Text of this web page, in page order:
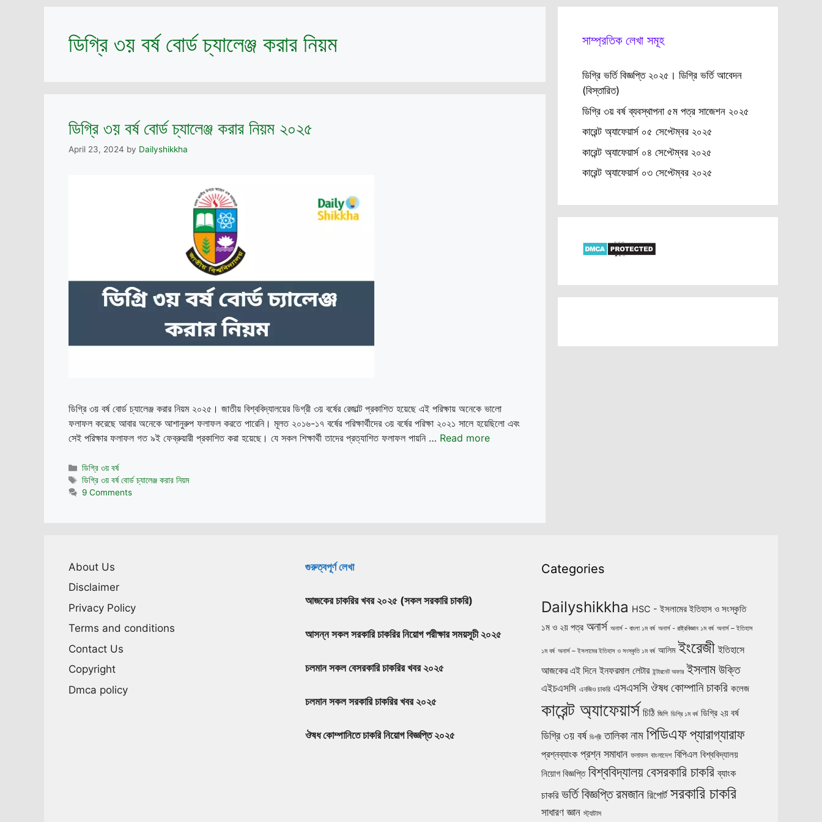
ডিগ্রি ৩য় বর্ষ বোর্ড চ্যালেঞ্জ করার নিয়ম
ডিগ্রি ৩য় বর্ষ বোর্ড চ্যালেঞ্জ করার নিয়ম ২০২৫
April 23, 2024 by Dailyshikkha
ডিগ্রি ৩য় বর্ষ বোর্ড চ্যালেঞ্জ করার নিয়ম ২০২৫। জাতীয় বিশ্ববিদ্যালয়ের ডিগ্রী ৩য় বর্ষের রেজাল্ট প্রকাশিত হয়েছে এই পরিক্ষায় অনেকে ভালো
ফলাফল করেছে আবার অনেকে আশানুরুপ ফলাফল করতে পারেনি। মূলত ২০১৬-১৭ বর্ষের পরিক্ষার্থীদের ৩য় বর্ষের পরিক্ষা ২০২১ সালে হয়েছিলো এবং
সেই পরিক্ষার ফলাফল গত ৯ই ফেব্রুয়ারী প্রকাশিত করা হয়েছে। যে সকল শিক্ষার্থী তাদের প্রত্যাশিত ফলাফল পায়নি … Read more
Categories
ডিগ্রি ৩য় বর্ষ
Tags
ডিগ্রি ৩য় বর্ষ বোর্ড চ্যালেঞ্জ করার নিয়ম
9 Comments
সাম্প্রতিক লেখা সমূহ
ডিগ্রি ভর্তি বিজ্ঞপ্তি ২০২৫। ডিগ্রি ভর্তি আবেদন
(বিস্তারিত)
ডিগ্রি ৩য় বর্ষ ব্যবস্থাপনা ৫ম পত্র সাজেশন ২০২৫
কারেন্ট অ্যাফেয়ার্স ০৫ সেপ্টেম্বর ২০২৫
কারেন্ট অ্যাফেয়ার্স ০৪ সেপ্টেম্বর ২০২৫
কারেন্ট অ্যাফেয়ার্স ০৩ সেপ্টেম্বর ২০২৫
About Us
Disclaimer
Privacy Policy
Terms and conditions
Contact Us
Copyright
Dmca policy
গুরুত্বপূর্ণ লেখা
আজকের চাকরির খবর ২০২৫ (সকল সরকারি চাকরি)
আসন্ন সকল সরকারি চাকরির নিয়োগ পরীক্ষার সময়সূচী ২০২৫
চলমান সকল বেসরকারি চাকরির খবর ২০২৫
চলমান সকল সরকারি চাকরির খবর ২০২৫
ঔষধ কোম্পানিতে চাকরি নিয়োগ বিজ্ঞপ্তি ২০২৫
Categories
Dailyshikkha HSC - ইসলামের ইতিহাস ও সংস্কৃতি
১ম ও ২য় পত্র অনার্স অনার্স - বাংলা ১ম বর্ষ অনার্স - রাষ্ট্রবিজ্ঞান ১ম বর্ষ অনার্স – ইতিহাস
১ম বর্ষ অনার্স – ইসলামের ইতিহাস ও সংস্কৃতি ১ম বর্ষ আলিম ইংরেজী ইতিহাসে
আজকের এই দিনে ইনফরমাল লেটার ইন্টারনেট অফার ইসলাম উক্তি
এইচএসসি এনজিও চাকরি এসএসসি ঔষধ কোম্পানি চাকরি কলেজ
কারেন্ট অ্যাফেয়ার্স চিঠি জিপি ডিগ্রি ১ম বর্ষ ডিগ্রি ২য় বর্ষ
ডিগ্রি ৩য় বর্ষ ডিগ্রী তালিকা নাম পিডিএফপ্যারাগ্যারাফ
প্রশ্নব্যাংক প্রশ্ন সমাধান ফলাফল বাংলাদেশ বিপিএল বিশ্ববিদ্যালয়
নিয়োগ বিজ্ঞপ্তি বিশ্ববিদ্যালয় বেসরকারি চাকরি ব্যাংক
চাকরি ভর্তি বিজ্ঞপ্তিরমজান রিপোর্ট সরকারি চাকরি
সাধারণ জ্ঞান স্ট্যাটাস